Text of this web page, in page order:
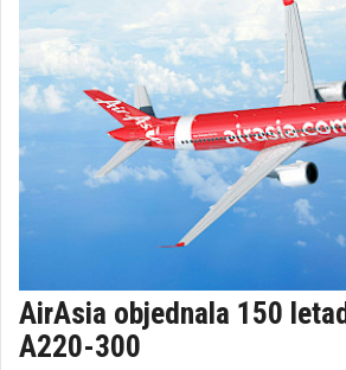
AirAsia objednala 150
A220-300